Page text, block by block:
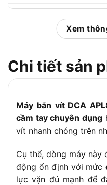
Lực siết tối
Trọng
lượng
1.3 kg
Tính năng
đặc biệt
Công tắc
đầu giữ vít
Phụ kiện đi
Bộ mũi vít
Bảo hành 6 tháng
Xem
Chi tiết sản
Máy bắn vít DCA
cầm tay chuyên dụng
vít nhanh chóng trên
Cụ thể, dòng máy
động ổn định với mức
lực vặn đủ mạnh để